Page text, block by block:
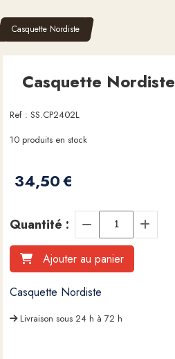
Casquette Nordiste
Casquette Nordiste
Ref : SS.CP2402L
34,50€
10 produits en stock
Quantité :
Ajouter au panier
Casquette Nordiste
Livraison sous 24 h à 72 h